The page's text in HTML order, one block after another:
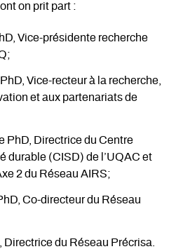
on prit part :
Vice-présidente recherche
Vice-recteur à la recherche,
et aux partenariats de
PhD, Directrice du Centre
durable (CISD) de l’UQAC et
2 du Réseau AIRS;
Co-directeur du Réseau
Directrice du Réseau Précrisa.